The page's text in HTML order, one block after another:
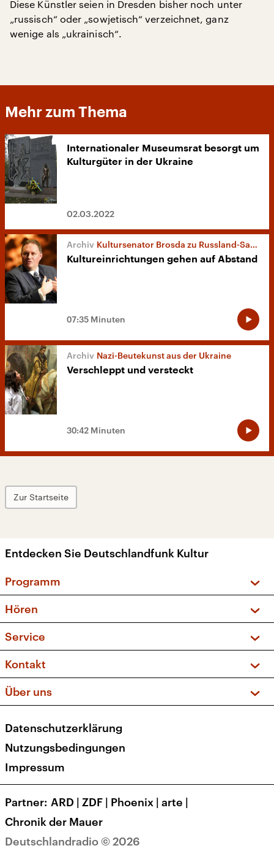
Diese Künstler seien in Dresden bisher noch unter
„russisch“ oder „sowjetisch“ verzeichnet, ganz
wenige als „ukrainisch“.
Mehr zum Thema
Internationaler Museumsrat besorgt um
Kulturgüter in der Ukraine
02.03.2022
Kultursenator Brosda zu Russland-Sanktionen
Kultureinrichtungen gehen auf Abstand
07:35 Minuten
Nazi-Beutekunst aus der Ukraine
Verschleppt und versteckt
30:42 Minuten
Zur Startseite
Entdecken Sie Deutschlandfunk Kultur
Programm
Sendungen und Podcasts
Musikliste
Kakadu – Das Kinderprogramm
Hören
Frequenzen (UKW + DAB+)
Service
FAQ
Apps
Newsletter
Veranstaltungen
Kontakt
Social Media
Über uns
Presse
Karriere
Transparenz
Deutschlandradio © 2026
Datenschutzerklärung
Nutzungsbedingungen
Impressum
Partner ARD | ZDF | Phoenix | arte |
Chronik der Mauer